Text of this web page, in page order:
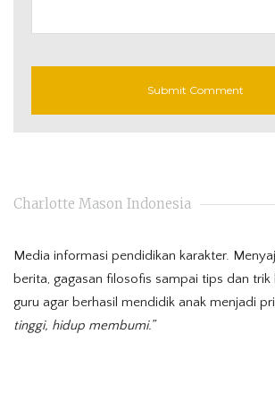
Charlotte Mason Indonesia
Media informasi pendidikan karakter.
berita, gagasan filosofis sampai tips dan
guru agar berhasil mendidik anak menjadi
tinggi, hidup membumi.”